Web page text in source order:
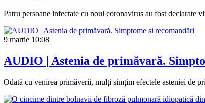
Patru persoane infectate cu noul coronavirus au fost declarate
9 martie 10:08
AUDIO | Astenia de primăvară.
Odată cu venirea primăverii, mulți simțim efectele asteniei de